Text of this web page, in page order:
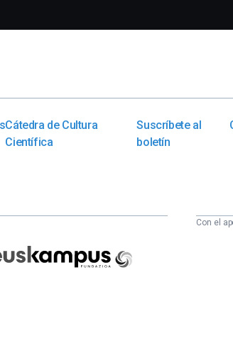
Cátedra de Cultura
Científica
Suscríbete al
boletín
Con el